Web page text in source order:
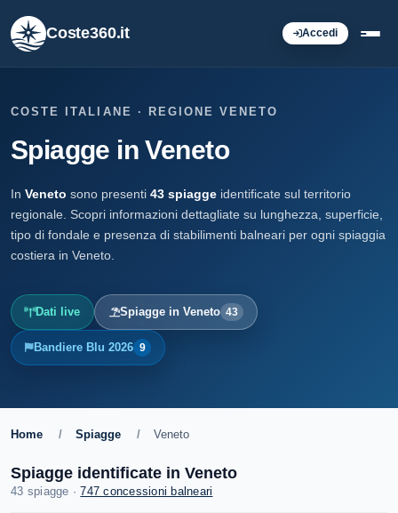
Coste360.it Accedi
COSTE ITALIANE · REGIONE VENETO
Spiagge in Veneto
In Veneto sono presenti 43 spiagge identificate sul territorio
regionale. Scopri informazioni dettagliate su lunghezza, superficie,
tipo di fondale e presenza di stabilimenti balneari per ogni spiaggia
costiera in Veneto.
Dati live Spiagge in Veneto 43
Bandiere Blu 2026 9
Home / Spiagge / Veneto
Spiagge identificate in Veneto
43 spiagge ·747 concessioni balneari